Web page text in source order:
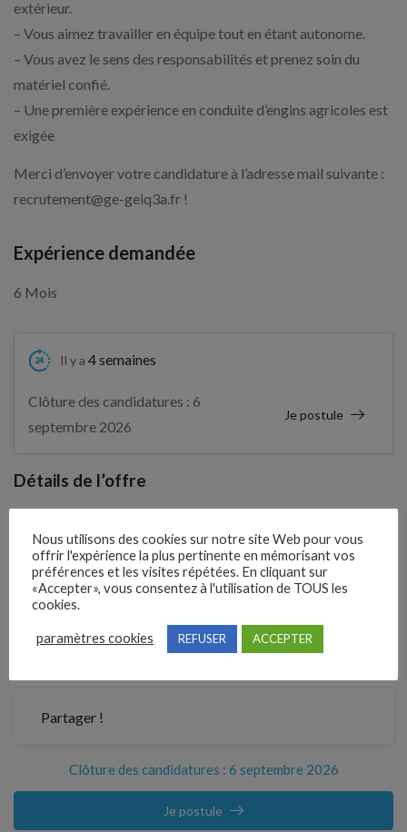
extérieur.
– Vous aimez travailler en équipe tout en étant autonome.
– Vous avez le sens des responsabilités et prenez soin du
matériel confié.
– Une première expérience en conduite d’engins agricoles est
exigée
Merci d’envoyer votre candidature à l’adresse mail suivante :
recrutement@ge-geiq3a.fr !
Expérience demandée
6 Mois
Il y a 4 semaines
Clôture des candidatures : 6
septembre 2026
Je postule
Détails de l’offre
Entreprise qui propose l'emploi
GEIQ3A
Référence
210YBQL
Partager !
Clôture des candidatures : 6 septembre 2026
Je postule
Nous utilisons des cookies sur notre site Web pour vous
offrir l'expérience la plus pertinente en mémorisant vos
préférences et les visites répétées. En cliquant sur
«Accepter», vous consentez à l'utilisation de TOUS les
cookies.
paramètres cookies REFUSER ACCEPTER